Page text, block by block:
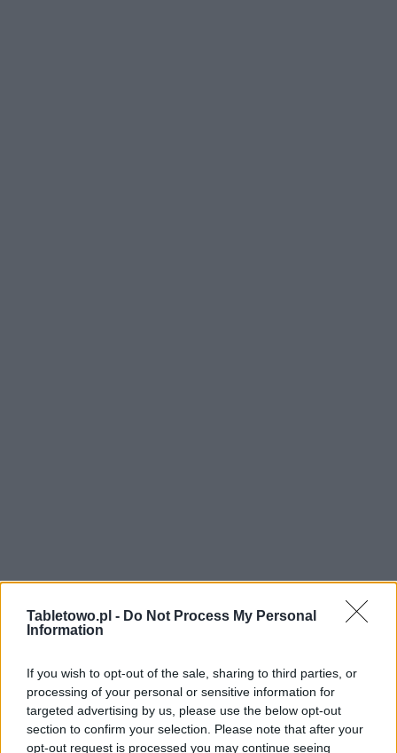
Tabletowo.pl - Do Not Process My Personal
Information
If you wish to opt-out of the sale, sharing to third parties, or
processing of your personal or sensitive information for
targeted advertising by us, please use the below opt-out
section to confirm your selection. Please note that after your
opt-out request is processed you may continue seeing